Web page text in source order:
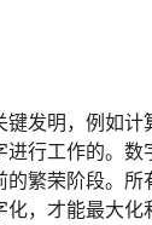
发明，例如计
行工作的。数
繁荣阶段。所
化，才能最大化